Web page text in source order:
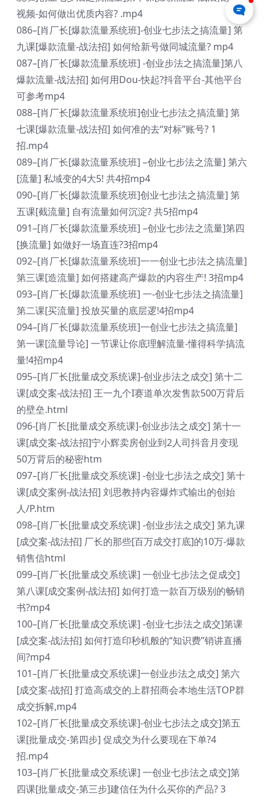
视频-如何做出优质内容? .mp4
086–[肖厂长[爆款流量系统班]-创业七步法之搞流量] 第
九课[爆款流量-战法招] 如何给新号做同城流量? mp4
087–[肖厂长[爆款流量系统班] -创业步法之搞流量]第八
爆款流量-战法招] 如何用Dou-快起?抖音平台-其他平台
可参考mp4
088–[肖厂长[爆款流量系统班]创业七步法之搞流量] 第
七课[爆款流量-战法招] 如何准的去“对标”账号? 1
招.mp4
089–[肖厂长[爆款流量系统班] –创业七步法之流量] 第六
[流量] 私域变的4大5! 共4招mp4
090–[肖厂长[爆款流量系统班]创业七步法之搞流量] 第
五课[截流量] 自有流量如何沉淀? 共5招mp4
091–[肖厂长[爆款流量系统班] –创业七步法之流量]第四
[换流量] 如做好一场直连?3招mp4
092–[肖厂长[爆款流量系统班]一一创业七步法之搞流量]
第三课[造流量] 如何搭建高产爆款的内容生产! 3招mp4
093–[肖厂长[爆款流量系统班] 一-创业七步法之搞流量]
第二课[买流量] 投放买量的底层逻!4招mp4
094–[肖厂长[爆款流量系统班]一创业七步法之搞流量]
第一课[流量导论] 一节课让你底理解流量-懂得科学搞流
量!4招mp4
095–[肖厂长[批量成交系统课]-创业步法之成交] 第十二
课[成交案-战法招] 王一九个I赛道单次发售款500万背后
的壁垒.html
096-[肖厂长[批量成交系统课]-创业步法之成交] 第十一
课[成交案-战法招]宁小辉卖房创业到2人司抖音月变现
50万背后的秘密htm
097–[肖厂长[批量成交系统课] -创业七步法之成交] 第十
课[成交案例-战法招] 刘思教持内容爆炸式输出的创始
人/P.htm
098–[肖厂长[批量成交系统课] -创业步法之成交] 第九课
[成交案-战法招] 厂长的那些[百万成交打底]的10万-爆款
销售信html
099–[肖厂长[批量成交系统课] 一创业七步法之促成交]
第八课[成交案例-战法招] 如何打造一款百万级别的畅销
书?mp4
100–[肖厂长[批量成交系统课] -创业七步法之成交]第课
[成交案-战法招] 如何打造印秒机般的“知识费”销讲直播
间?mp4
101–[肖厂长[批量成交系统课]一创业步法之成交] 第六
[成交案-战招] 打造高成交的上群招商会本地生活TOP群
成交拆解,mp4
102–[肖厂长[批量成交系统课]-创业七步法之成交]第五
课[批量成交-第四步] 促成交为什么要现在下单?4
招.mp4
103–[肖厂长[批量成交系统课] 一创业七步法之成交]第
四课[批量成交-第三步]建信任为什么买你的产品? 3